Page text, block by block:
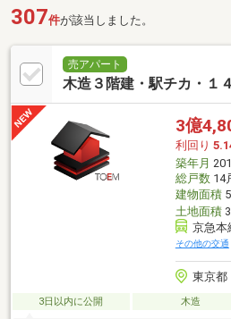
307件が該当しました。
売アパート
木造３階建・駅チカ・１
3億
利回り
築年月
総戸数14
建物面積
土地面積
京急本
その他の交通
東京
3日以内に公開 木造